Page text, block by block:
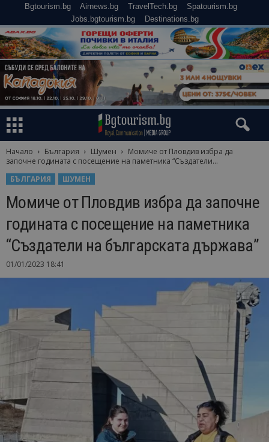
Bgtourism.bg Airnews.bg TravelTech.bg
Spatourism.bg
Jobs.bgtourism.bg
Destinations.bg
Начало България Шумен
Момиче от Пловдив избра да
започне годината с посещение на паметника “Създатели...
БЪЛГАРИЯ
ШУМЕН
Момиче от Пловдив избра да започне
годината с посещение на паметника
“Създатели на българската държава”
01/01/2023 18:41